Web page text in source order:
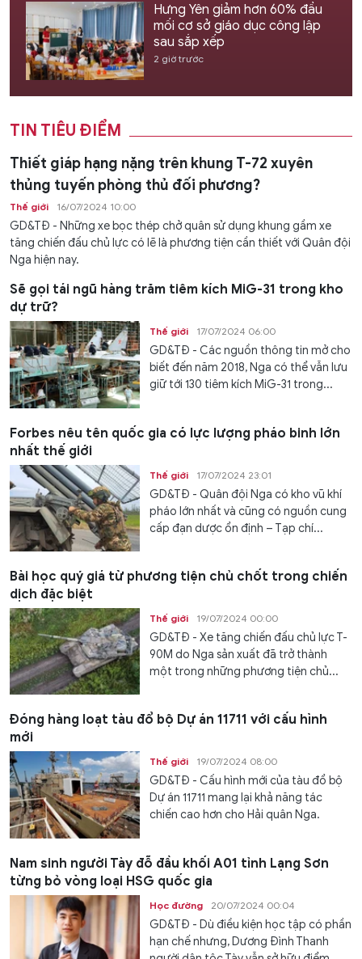
Hưng Yên giảm hơn 60% đầu
mối cơ sở giáo dục công lập
sau sắp xếp
2 giờ trước
TIN TIÊU ĐIỂM
Thiết giáp hạng nặng trên khung T-72 xuyên
thủng tuyến phòng thủ đối phương?
Thế giới 16/07/2024 10:00
GD&TĐ - Những xe bọc thép chở quân sử dụng khung gầm xe
tăng chiến đấu chủ lực có lẽ là phương tiện cần thiết với Quân đội
Nga hiện nay.
Sẽ gọi tái ngũ hàng trăm tiêm kích MiG-31 trong kho
dự trữ?
Thế giới 17/07/2024 06:00
GD&TĐ - Các nguồn thông tin mở cho
biết đến năm 2018, Nga có thể vẫn lưu
giữ tới 130 tiêm kích MiG-31 trong...
Forbes nêu tên quốc gia có lực lượng pháo binh lớn
nhất thế giới
Thế giới 17/07/2024 23:01
GD&TĐ - Quân đội Nga có kho vũ khí
pháo lớn nhất và cũng có nguồn cung
cấp đạn dược ổn định – Tạp chí...
Bài học quý giá từ phương tiện chủ chốt trong chiến
dịch đặc biệt
Thế giới 19/07/2024 00:00
GD&TĐ - Xe tăng chiến đấu chủ lực T-
90M do Nga sản xuất đã trở thành
một trong những phương tiện chủ...
Đóng hàng loạt tàu đổ bộ Dự án 11711 với cấu hình
mới
Thế giới 19/07/2024 08:00
GD&TĐ - Cấu hình mới của tàu đổ bộ
Dự án 11711 mang lại khả năng tác
chiến cao hơn cho Hải quân Nga.
Nam sinh người Tày đỗ đầu khối A01 tỉnh Lạng Sơn
từng bỏ vòng loại HSG quốc gia
Học đường 20/07/2024 00:04
GD&TĐ - Dù điều kiện học tập có phần
hạn chế nhưng, Dương Đình Thanh